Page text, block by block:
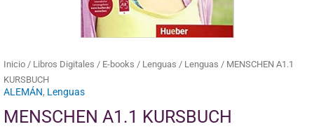
Inicio / Libros Digitales / E-books / Lenguas / Lenguas / MENSCHEN A1.1
KURSBUCH
ALEMÁN, Lenguas
MENSCHEN A1.1 KURSBUCH